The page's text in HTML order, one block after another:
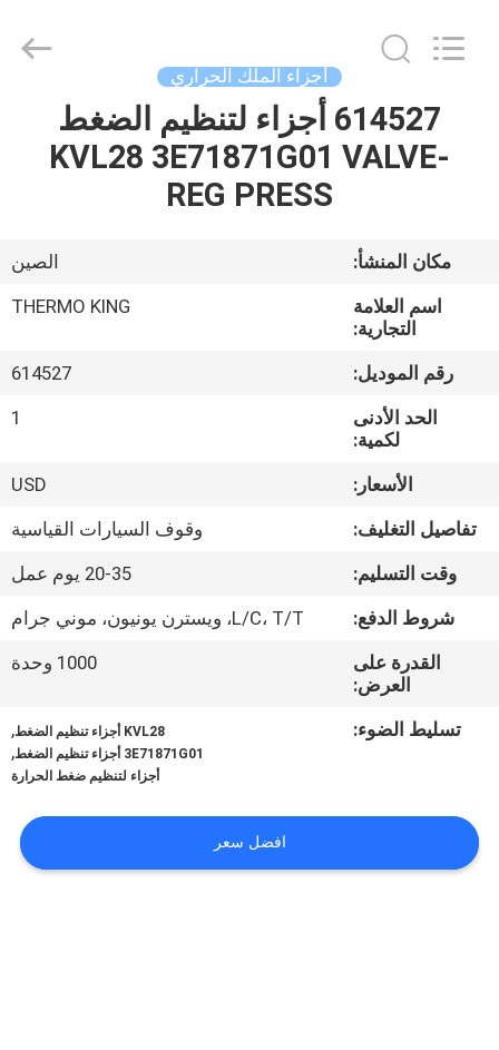
المنزل
حولنا
المصنع
مراقبة
الجودة
اتصل
خريطة
الموقع
INDUSTRY
أجزاء الملك الحراري
614527 أجزاء لتنظيم الضغط
KVL28 3E71871G01 VALVE-
REG PRESS
مكان المنشأ:
الصين
اسم العلامة
التجارية:
THERMO KING
رقم الموديل:
614527
الحد الأدنى
لكمية:
1
الأسعار:
USD
تفاصيل التغليف:
وقوف السيارات القياسية
وقت التسليم:
20-35 يوم عمل
شروط الدفع:
L/C، T/T، ويسترن يونيون، موني جرام
القدرة على
العرض:
1000 وحدة
تسليط الضوء: KVL28 أجزاء تنظيم الضغط ,
3E71871G01 أجزاء تنظيم الضغط ,
أجزاء لتنظيم ضغط الحرارة
افضل سعر